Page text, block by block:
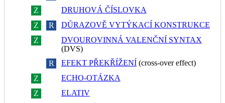
Z
DRUHOVÁ ČÍSLOVKA
Z
R
DŮRAZOVĚ VYTÝKACÍ KONSTRUKCE
Z
DVOUROVINNÁ VALENČNÍ SYNTAX
(DVS)
R EFEKT PŘEKŘÍŽENÍ(cross-over effect)
Z
ECHO-OTÁZKA
Z
ELATIV